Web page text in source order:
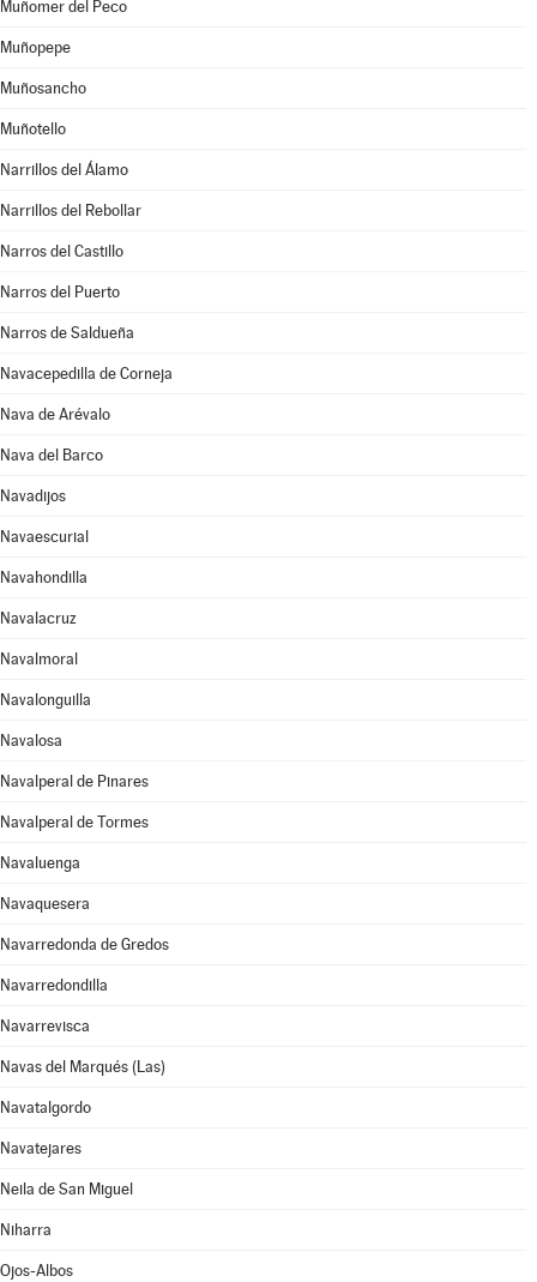
Muñomer del Peco
Muñopepe
Muñosancho
Muñotello
Narrillos del Álamo
Narrillos del Rebollar
Narros del Castillo
Narros del Puerto
Narros de Saldueña
Navacepedilla de Corneja
Nava de Arévalo
Nava del Barco
Navadijos
Navaescurial
Navahondilla
Navalacruz
Navalmoral
Navalonguilla
Navalosa
Navalperal de Pinares
Navalperal de Tormes
Navaluenga
Navaquesera
Navarredonda de Gredos
Navarredondilla
Navarrevisca
Navas del Marqués (Las)
Navatalgordo
Navatejares
Neila de San Miguel
Niharra
Ojos-Albos